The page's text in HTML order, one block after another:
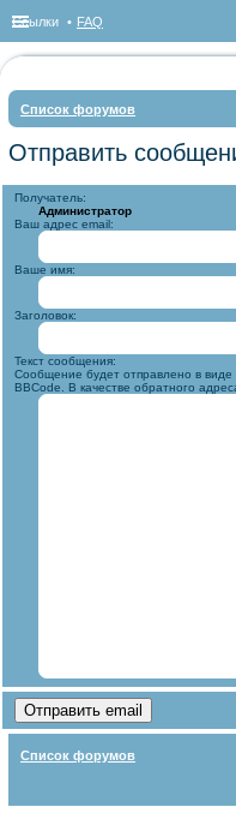
Ссылки FAQ
Список форумов
Отправить
Получатель:
Администратор
Ваш адрес email:
Ваше имя:
Заголовок:
Текст сообщения:
Сообщение будет отправлено в виде
BBCode. В качестве обратного
Список форумов